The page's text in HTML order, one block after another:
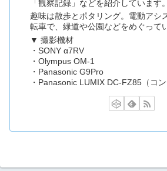
「観察記録」などを紹介しています。
趣味は散歩とポタリング。電動アシ
転車で、緑道や公園などをめぐって
▼ 撮影機材
・SONY α7RV
・Olympus OM-1
・Panasonic G9Pro
・Panasonic LUMIX DC-FZ85（コン